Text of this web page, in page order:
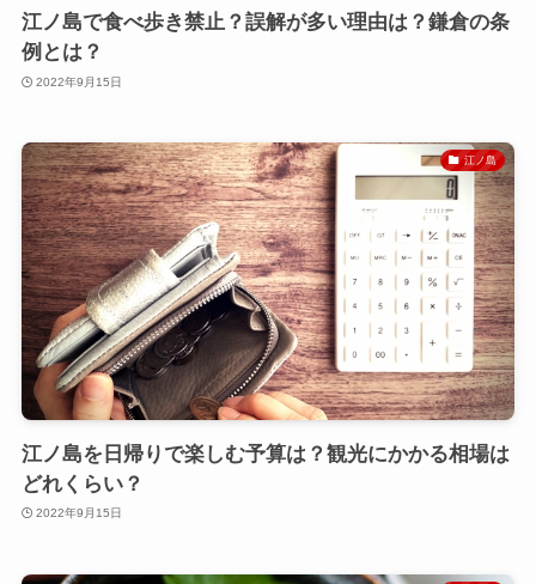
江ノ島で食べ歩き禁止？誤解が多い理由は？鎌倉の条
例とは？
2022年9月15日
江ノ島
江ノ島を日帰りで楽しむ予算は？観光にかかる相場は
どれくらい？
2022年9月15日